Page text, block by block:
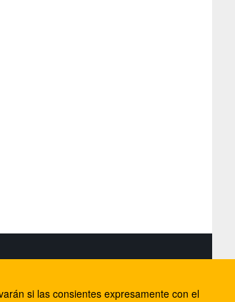
si las consientes expresamente con el